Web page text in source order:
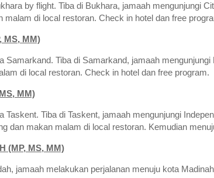
by flight. Tiba di Bukhara, jamaah mengunjungi
di local restoran. Check in hotel dan free
MS, MM)
Samarkand. Tiba di Samarkand, jamaah
di local restoran. Check in hotel dan free program.
MM)
Taskent. Tiba di Taskent, jamaah mengunjungi
dan makan malam di local restoran. Kemudian
(MP, MS, MM)
jamaah melakukan perjalanan menuju kota